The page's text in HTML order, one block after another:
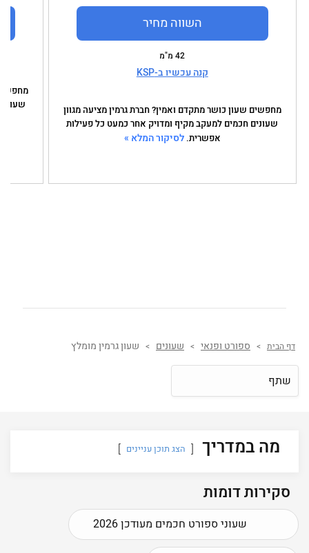
השווה מחיר
42 מ"מ
קנה עכשיו ב-KSP
מחפשים שעון כושר מתקדם ואמין? חברת גרמין מציעה מגוון
שעונים חכמים למעקב מקיף ומדויק אחר כמעט כל פעילות
אפשרית.לסיקור המלא »
דף הבית > ספורט ופנאי > שעונים > שעון גרמין מומלץ
שתף
מה במדריך הצג תוכן עניינים
סקירות דומות
שעוני ספורט חכמים מעודכן 2026